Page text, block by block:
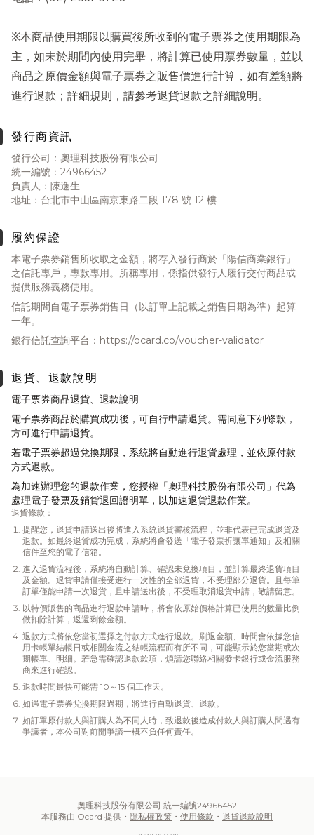
※本商品使用期限以購買後所收到的電子票券之使用期限為
主，如未於期間內使用完畢，將計算已使用票券數量，並以
商品之原價金額與電子票券之販售價進行計算，如有差額將
進行退款；詳細規則，請參考退貨退款之詳細說明。
發行商資訊
發行公司：奧理科技股份有限公司
統一編號：24966452
負責人：陳逸生
地址：台北市中山區南京東路二段 178 號 12 樓
履約保證
本電子票券銷售所收取之金額，將存入發行商於「陽信商業銀行」
之信託專戶，專款專用。所稱專用，係指供發行人履行交付商品或
提供服務義務使用。
信託期間自電子票券銷售日（以訂單上記載之銷售日期為準）起算
一年。
銀行信託查詢平台： https://ocard.co/voucher-validator
退貨、退款說明
電子票券商品退貨、退款說明
電子票券商品於購買成功後，可自行申請退貨。需同意下列條款，
方可進行申請退貨。
若電子票券超過兌換期限，系統將自動進行退貨處理，並依原付款
方式退款。
為加速辦理您的退款作業，您授權「奧理科技股份有限公司」代為
處理電子發票及銷貨退回證明單，以加速退貨退款作業。
退貨條款：
提醒您，退貨申請送出後將進入系統退貨審核流程，並非代表已完成退貨及
退款。如最終退貨成功完成，系統將會發送「電子發票折讓單通知」及相關
信件至您的電子信箱。
進入退貨流程後，系統將自動計算、確認未兌換項目，並計算最終退貨項目
及金額。退貨申請僅接受進行一次性的全部退貨，不受理部分退貨。且每筆
訂單僅能申請一次退貨，且申請送出後，不受理取消退貨申請，敬請留意。
以特價販售的商品進行退款申請時，將會依原始價格計算已使用的數量比例
做扣除計算，返還剩餘金額。
退款方式將依您當初選擇之付款方式進行退款。刷退金額、時間會依據您信
用卡帳單結帳日或相關金流之結帳流程而有所不同，可能顯示於您當期或次
期帳單、明細。若急需確認退款款項，煩請您聯絡相關發卡銀行或金流服務
商來進行確認。
退款時間最快可能需 10～15 個工作天。
如遇電子票券兌換期限過期，將進行自動退貨、退款。
如訂單原付款人與訂購人為不同人時，致退款後造成付款人與訂購人間遇有
爭議者，本公司對前開爭議一概不負任何責任。
奧理科技股份有限公司 統一編號24966452
本服務由 Ocard 提供・ 隱私權政策 ・ 使用條款 ・ 退貨退款說明